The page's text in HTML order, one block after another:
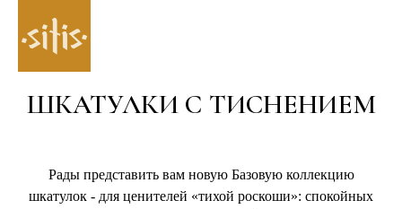
ШКАТУЛКИ С ТИСНЕНИЕМ
Рады представить вам новую Базовую коллекцию
шкатулок - для ценителей «тихой роскоши»: спокойных